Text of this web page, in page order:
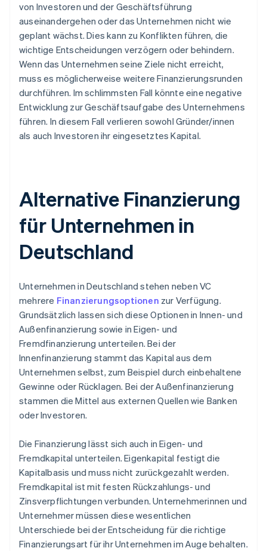
von Investoren und der Geschäftsführung
auseinandergehen oder das Unternehmen nicht wie
geplant wächst. Dies kann zu Konflikten führen, die
wichtige Entscheidungen verzögern oder behindern.
Wenn das Unternehmen seine Ziele nicht erreicht,
muss es möglicherweise weitere Finanzierungsrunden
durchführen. Im schlimmsten Fall könnte eine negative
Entwicklung zur Geschäftsaufgabe des Unternehmens
führen. In diesem Fall verlieren sowohl Gründer/innen
als auch Investoren ihr eingesetztes Kapital.
Alternative Finanzierung
für Unternehmen in
Deutschland
Unternehmen in Deutschland stehen neben VC
mehrere Finanzierungsoptionen zur Verfügung.
Grundsätzlich lassen sich diese Optionen in Innen- und
Außenfinanzierung sowie in Eigen- und
Fremdfinanzierung unterteilen. Bei der
Innenfinanzierung stammt das Kapital aus dem
Unternehmen selbst, zum Beispiel durch einbehaltene
Gewinne oder Rücklagen. Bei der Außenfinanzierung
stammen die Mittel aus externen Quellen wie Banken
oder Investoren.
Die Finanzierung lässt sich auch in Eigen- und
Fremdkapital unterteilen. Eigenkapital festigt die
Kapitalbasis und muss nicht zurückgezahlt werden.
Fremdkapital ist mit festen Rückzahlungs- und
Zinsverpflichtungen verbunden. Unternehmerinnen und
Unternehmer müssen diese wesentlichen
Unterschiede bei der Entscheidung für die richtige
Finanzierungsart für ihr Unternehmen im Auge behalten.